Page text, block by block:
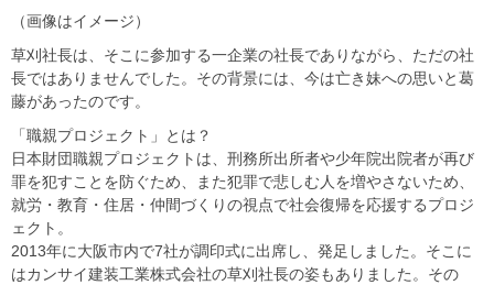
（画像はイメージ）
草刈社長は、そこに参加する一企業の社長でありながら、ただの社
長ではありませんでした。その背景には、今は亡き妹への思いと葛
藤があったのです。
「職親プロジェクト」とは？
日本財団職親プロジェクトは、刑務所出所者や少年院出院者が再び
罪を犯すことを防ぐため、また犯罪で悲しむ人を増やさないため、
就労・教育・住居・仲間づくりの視点で社会復帰を応援するプロジ
ェクト。
2013年に大阪市内で7社が調印式に出席し、発足しました。そこに
はカンサイ建装工業株式会社の草刈社長の姿もありました。その